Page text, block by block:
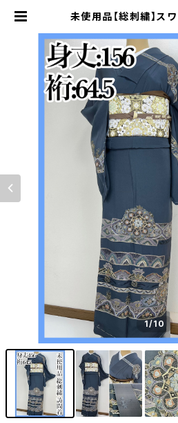
未使用品【総刺繍】ス
着物 夢美
1/10